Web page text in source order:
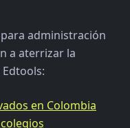
administración
a aterrizar la
en Colombia